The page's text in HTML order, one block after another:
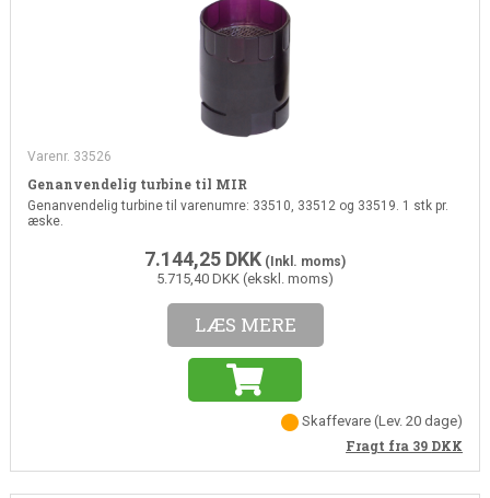
Varenr. 33526
Genanvendelig turbine til MIR
Genanvendelig turbine til varenumre: 33510, 33512 og 33519. 1 stk pr.
æske.
7.144,25 DKK (Inkl. moms)
5.715,40 DKK (ekskl. moms)
LÆS MERE
Skaffevare(Lev. 20 dage)
Fragt fra 39 DKK